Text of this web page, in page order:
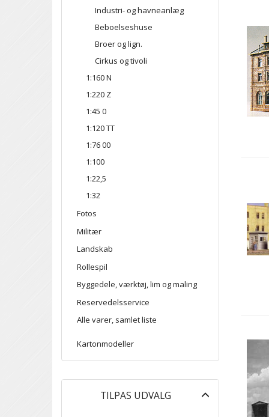
Industri- og havneanlæg
Beboelseshuse
Broer og lign.
Cirkus og tivoli
1:160 N
1:220 Z
1:45 0
1:120 TT
1:76 00
1:100
1:22,5
1:32
Fotos
Militær
Landskab
Rollespil
Byggedele, værktøj, lim og maling
Reservedelsservice
Alle varer, samlet liste
Kartonmodeller
TILPAS UDVALG